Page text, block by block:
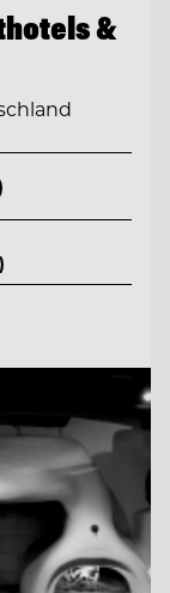
&